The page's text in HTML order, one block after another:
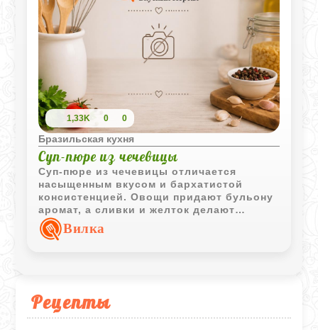
Рецепты
1,33K 0 0
Бразильская кухня
Суп-пюре из чечевицы
Суп-пюре из чечевицы отличается
насыщенным вкусом и бархатистой
консистенцией. Овощи придают бульону
аромат, а сливки и желток делают
текстуру более мягкой и кремовой.
Вилка